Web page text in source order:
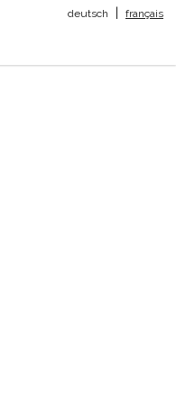
deutsch | français